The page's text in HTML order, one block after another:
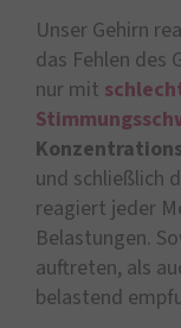
Unser Gehirn
das Fehlen des
nur mit
und schließlich
reagiert jeder
Belastungen.
auftreten, als
belastend